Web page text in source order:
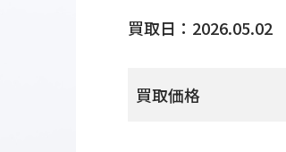
買取日：2026.05.02
買取価格